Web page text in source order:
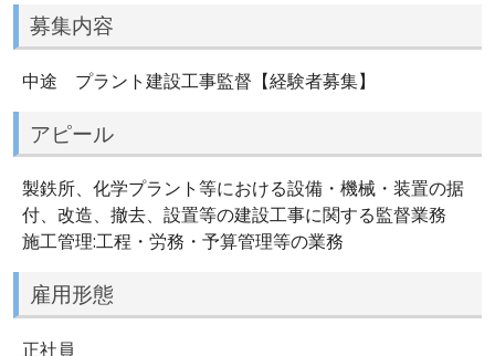
募集内容
中途 プラント建設工事監督【経験者募集】
アピール
製鉄所、化学プラント等における設備・機械・装置の据
付、改造、撤去、設置等の建設工事に関する監督業務
施工管理:工程・労務・予算管理等の業務
雇用形態
正社員